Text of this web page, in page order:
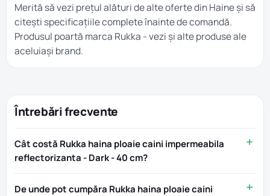
Merită să vezi prețul alături de alte oferte dinHaineși să
citești specificațiile complete înainte de comandă.
Produsul poartă marca Rukka - vezi și alte produse ale
aceluiași brand.
Întrebări frecvente
Cât costă Rukka haina ploaie caini impermeabila
reflectorizanta - Dark - 40 cm?
De unde pot cumpăra Rukka haina ploaie caini